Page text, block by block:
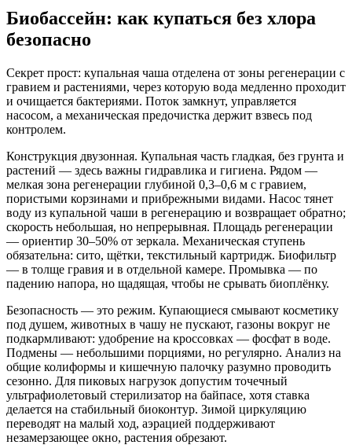
Биобассейн: как купаться без хлора
безопасно
Секрет прост: купальная чаша отделена от зоны регенерации с
гравием и растениями, через которую вода медленно проходит
и очищается бактериями. Поток замкнут, управляется
насосом, а механическая предочистка держит взвесь под
контролем.
Конструкция двузонная. Купальная часть гладкая, без грунта и
растений — здесь важны гидравлика и гигиена. Рядом —
мелкая зона регенерации глубиной 0,3–0,6 м с гравием,
пористыми корзинами и прибрежными видами. Насос тянет
воду из купальной чаши в регенерацию и возвращает обратно;
скорость небольшая, но непрерывная. Площадь регенерации
— ориентир 30–50% от зеркала. Механическая ступень
обязательна: сито, щётки, текстильный картридж. Биофильтр
— в толще гравия и в отдельной камере. Промывка — по
падению напора, но щадящая, чтобы не срывать биоплёнку.
Безопасность — это режим. Купающиеся смывают косметику
под душем, животных в чашу не пускают, газоны вокруг не
подкармливают: удобрение на кроссовках — фосфат в воде.
Подмены — небольшими порциями, но регулярно. Анализ на
общие колиформы и кишечную палочку разумно проводить
сезонно. Для пиковых нагрузок допустим точечный
ультрафиолетовый стерилизатор на байпасе, хотя ставка
делается на стабильный биоконтур. Зимой циркуляцию
переводят на малый ход, аэрацией поддерживают
незамерзающее окно, растения обрезают.